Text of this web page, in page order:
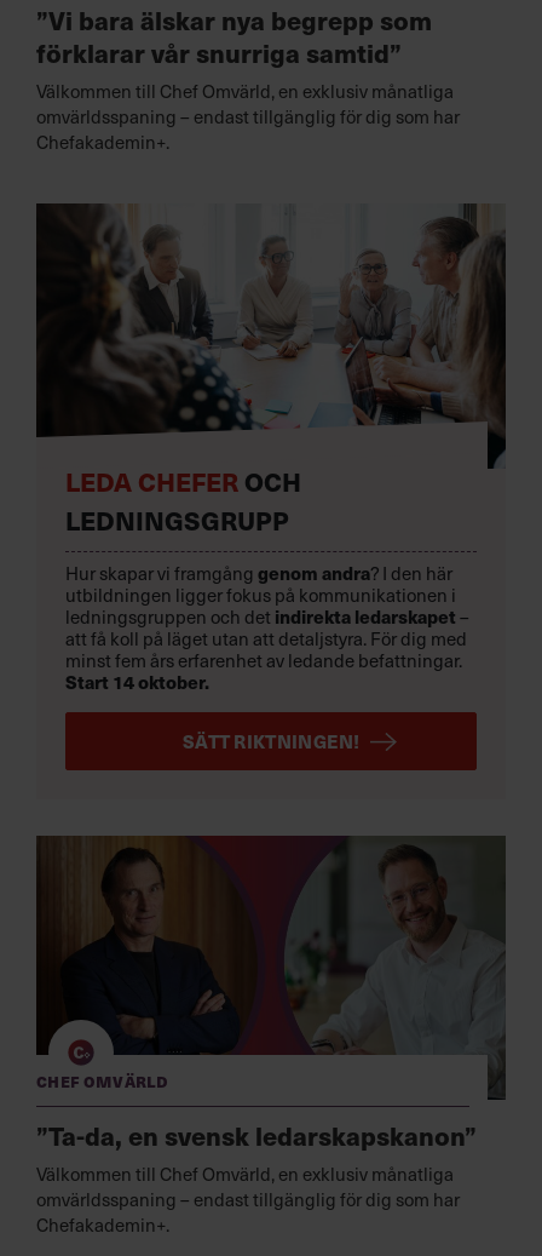
”Vi bara älskar nya begrepp som
förklarar vår snurriga samtid”
Välkommen till Chef Omvärld, en exklusiv månatliga
omvärldsspaning – endast tillgänglig för dig som har
Chefakademin+.
LEDA CHEFEROCH
LEDNINGSGRUPP
Hur skapar vi framgång genom andra? I den här
utbildningen ligger fokus på kommunikationen i
ledningsgruppen och det indirekta ledarskapet–
att få koll på läget utan att detaljstyra. För dig med
minst fem års erfarenhet av ledande befattningar.
Start 14 oktober.
SÄTT RIKTNINGEN!
Chef Omvärld
”Ta-da, en svensk ledarskapskanon”
Välkommen till Chef Omvärld, en exklusiv månatliga
omvärldsspaning – endast tillgänglig för dig som har
Chefakademin+.